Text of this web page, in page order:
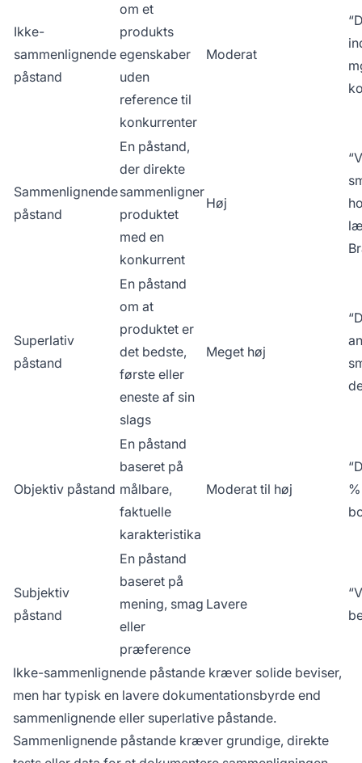
Ikke-
sammenlignende
påstand
om et
produkts
egenskaber
uden
reference til
konkurrenter
Moderat
Sammenlignende
påstand
En påstand,
der direkte
sammenligner
produktet
med en
konkurrent
Høj
Superlativ
påstand
En påstand
om at
produktet er
det bedste,
første eller
eneste af sin
slags
Meget høj
Objektiv påstand
En påstand
baseret på
målbare,
faktuelle
karakteristika
Moderat til høj
Subjektiv
påstand
En påstand
baseret på
mening, smag
eller
præference
Lavere
Ikke-sammenlignende påstande kræver solide beviser,
men har typisk en lavere dokumentationsbyrde end
sammenlignende eller superlative påstande.
Sammenlignende påstande kræver grundige, direkte